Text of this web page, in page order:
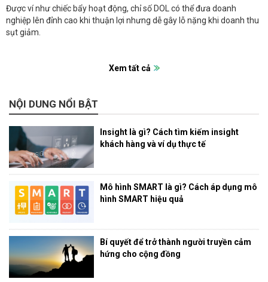
Được ví như chiếc bẩy hoạt động, chỉ số DOL có thể đưa doanh
nghiệp lên đỉnh cao khi thuận lợi nhưng dễ gây lỗ nặng khi doanh thu
sụt giảm.
Xem tất cả
NỘI DUNG NỔI BẬT
Insight là gì? Cách tìm kiếm insight
khách hàng và ví dụ thực tế
Mô hình SMART là gì? Cách áp dụng mô
hình SMART hiệu quả
Bí quyết để trở thành người truyền cảm
hứng cho cộng đồng